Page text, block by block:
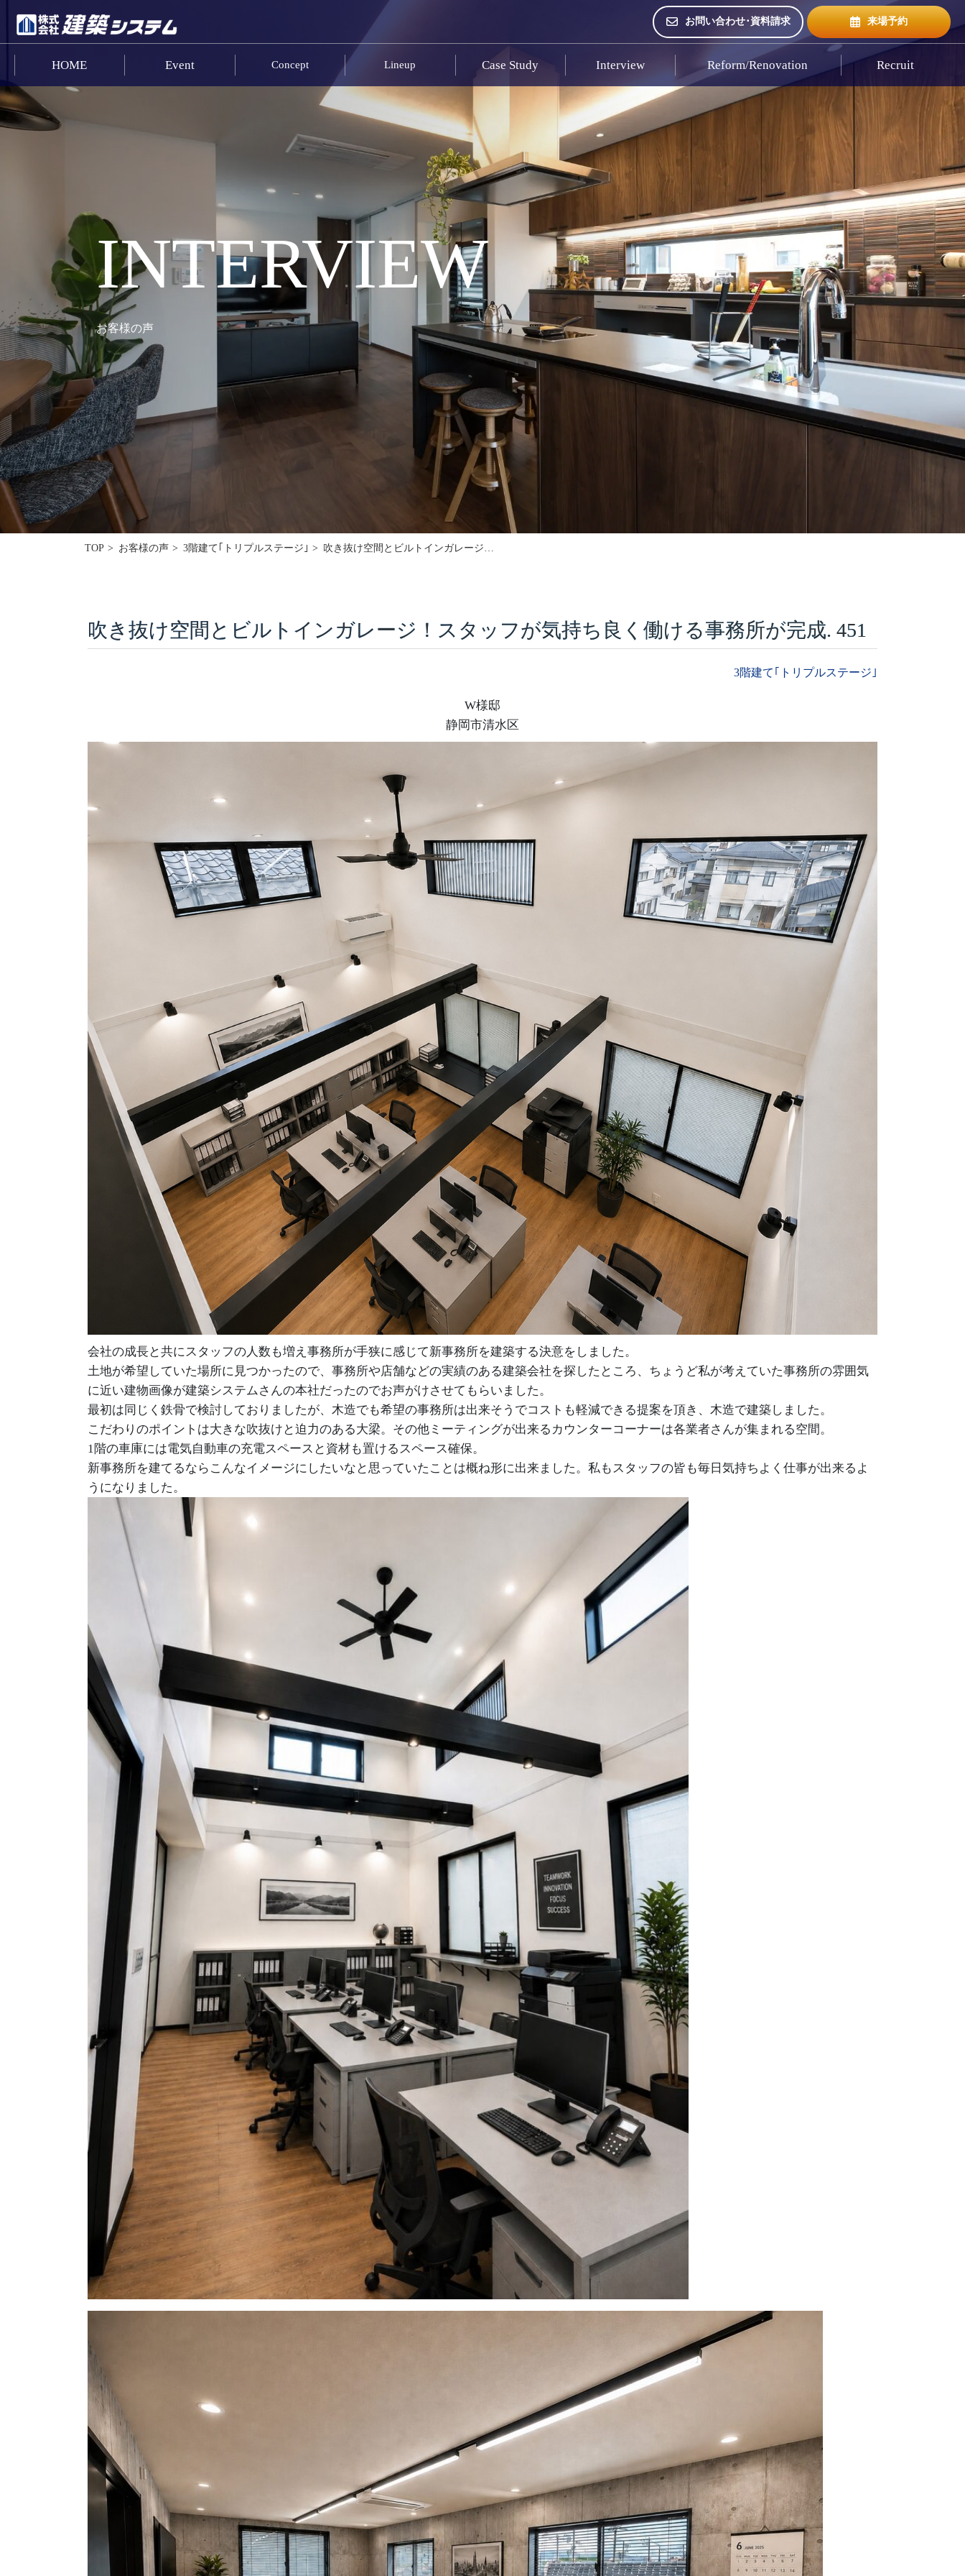
お問い合わせ･資料請求 来場予約
HOME Event Concept Lineup Case Study Interview Reform/Renovation Recruit
INTERVIEW
お客様の声
TOP お客様の声 3階建て｢トリプルステージ｣ 吹き抜け空間とビルトインガレージ…
吹き抜け空間とビルトインガレージ！スタッフが気持ち良く働ける事務所が完成. 451
3階建て｢トリプルステージ｣
W様邸
静岡市清水区
会社の成長と共にスタッフの人数も増え事務所が手狭に感じて新事務所を建築する決意をしました。
土地が希望していた場所に見つかったので、事務所や店舗などの実績のある建築会社を探したところ、ちょうど私が考えていた事務所の雰囲気
に近い建物画像が建築システムさんの本社だったのでお声がけさせてもらいました。
最初は同じく鉄骨で検討しておりましたが、木造でも希望の事務所は出来そうでコストも軽減できる提案を頂き、木造で建築しました。
こだわりのポイントは大きな吹抜けと迫力のある大梁。その他ミーティングが出来るカウンターコーナーは各業者さんが集まれる空間。
1階の車庫には電気自動車の充電スペースと資材も置けるスペース確保。
新事務所を建てるならこんなイメージにしたいなと思っていたことは概ね形に出来ました。私もスタッフの皆も毎日気持ちよく仕事が出来るよ
うになりました。
お問い合わせ 来場予約
HOME
商品ラインナップ
施工事例
お客様の声
リフォーム･リノベーション
採用情報
モデルハウス
ルームツアー
お知らせ
コラム
会社案内